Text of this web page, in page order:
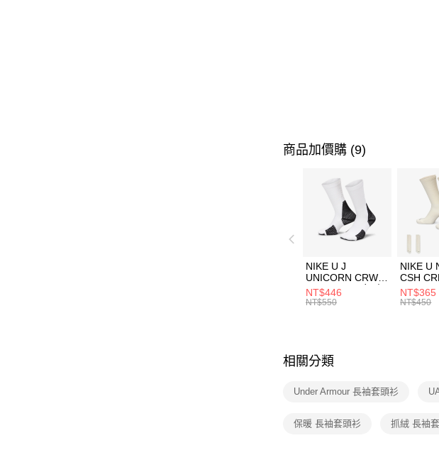
商品加價購 (9)
NIKE U J
UNICORN CRW
1PR -160 男女 中
統襪 FZ3393100
NT$446
NT$550
NIKE U
CSH
144
女 短統襪
NT$365
NT$450
相關分類
Under Armour 長袖套頭衫
保暖 長袖套頭衫 抓絨 長袖